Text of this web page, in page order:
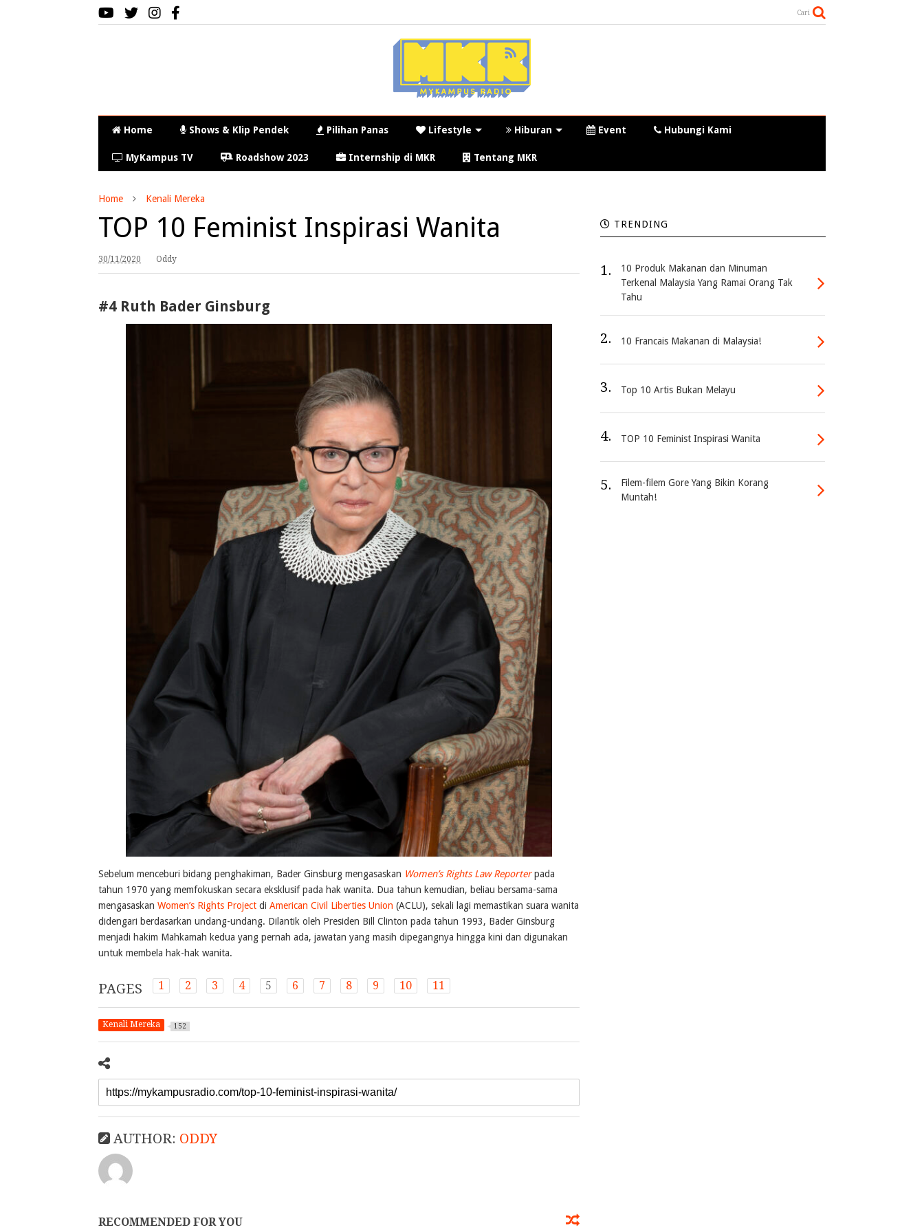
Cari
Home Shows & Klip Pendek Pilihan Panas Lifestyle Hiburan Event Hubungi Kami
MyKampus TV Roadshow 2023 Internship di MKR Tentang MKR
Home Kenali Mereka
TOP 10 Feminist Inspirasi Wanita
30/11/2020 Oddy
#4 Ruth Bader Ginsburg
Sebelum menceburi bidang penghakiman, Bader Ginsburg mengasaskan Women’s Rights Law Reporterpada
tahun 1970 yang memfokuskan secara eksklusif pada hak wanita. Dua tahun kemudian, beliau bersama-sama
mengasaskanWomen’s Rights ProjectdiAmerican Civil Liberties Union (ACLU), sekali lagi memastikan suara wanita
didengari berdasarkan undang-undang. Dilantik oleh Presiden Bill Clinton pada tahun 1993, Bader Ginsburg
menjadi hakim Mahkamah kedua yang pernah ada, jawatan yang masih dipegangnya hingga kini dan digunakan
untuk membela hak-hak wanita.
PAGES 1 2 3 4 5 6 7 8 9 10 11
Kenali Mereka 152
AUTHOR: ODDY
RECOMMENDED FOR YOU
TRENDING
1.
10 Produk Makanan dan Minuman
Terkenal Malaysia Yang Ramai Orang Tak
Tahu
2. 10 Francais Makanan di Malaysia!
3. Top 10 Artis Bukan Melayu
4. TOP 10 Feminist Inspirasi Wanita
5.
Filem-filem Gore Yang Bikin Korang
Muntah!